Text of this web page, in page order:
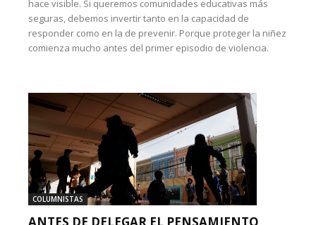
hace visible. Si queremos comunidades educativas más
seguras, debemos invertir tanto en la capacidad de
responder como en la de prevenir. Porque proteger la niñez
comienza mucho antes del primer episodio de violencia.
COLUMNISTAS